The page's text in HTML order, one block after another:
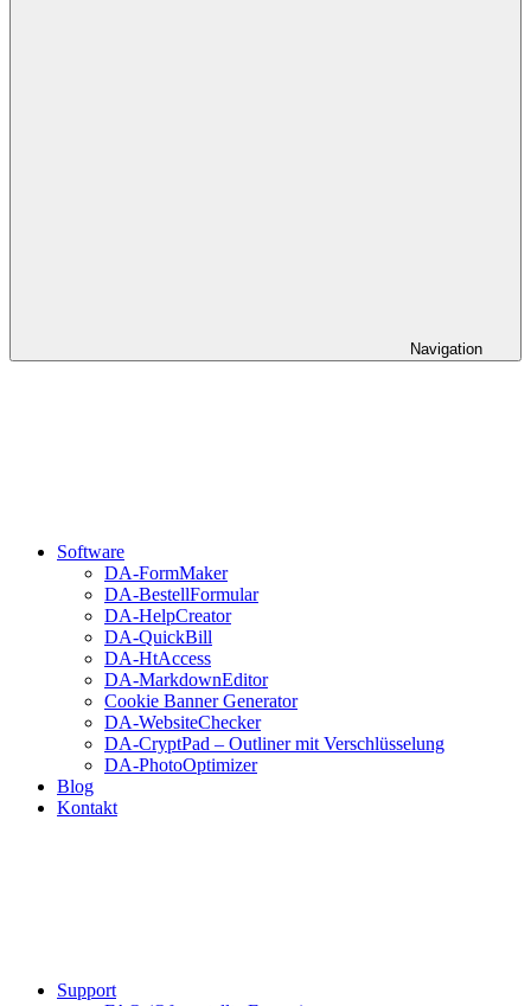
Navigation
Software
DA-FormMaker
DA-BestellFormular
DA-HelpCreator
DA-QuickBill
DA-HtAccess
DA-MarkdownEditor
Cookie Banner Generator
DA-WebsiteChecker
DA-CryptPad – Outliner mit Verschlüsselung
DA-PhotoOptimizer
Blog
Kontakt
Support